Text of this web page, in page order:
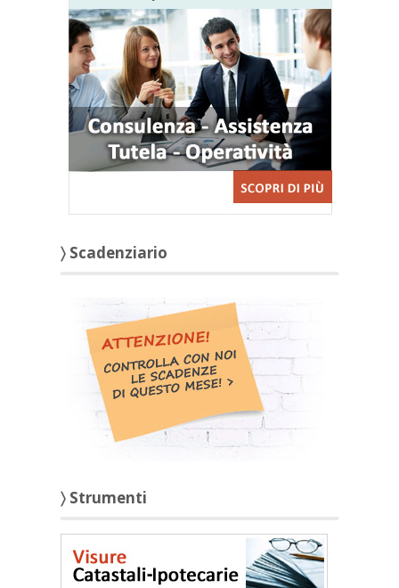
〉 Scadenziario
〉 Strumenti